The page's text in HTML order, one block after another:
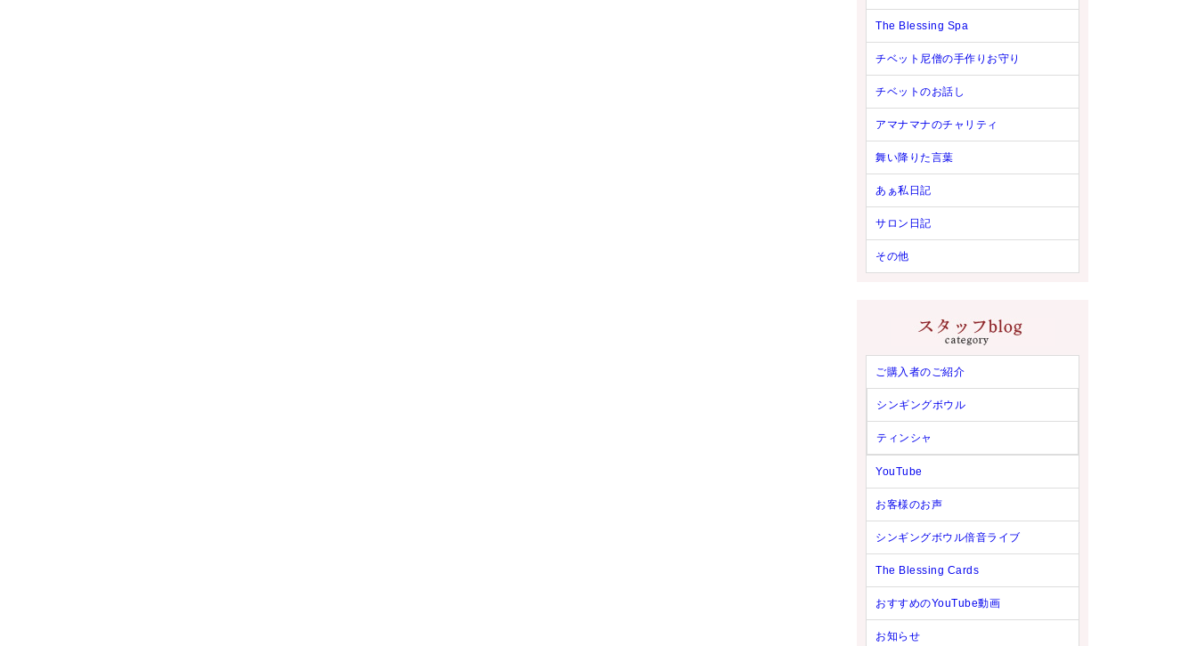
The Blessing Spa
チベット尼僧の手作りお守り
チベットのお話し
アマナマナのチャリティ
舞い降りた言葉
あぁ私日記
サロン日記
その他
ご購入者のご紹介
シンギングボウル
ティンシャ
YouTube
お客様のお声
シンギングボウル倍音ライブ
The Blessing Cards
おすすめのYouTube動画
お知らせ